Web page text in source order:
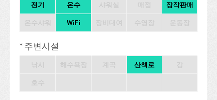
전기 온수 장작판매
WiFi
* 주변시설
산책로